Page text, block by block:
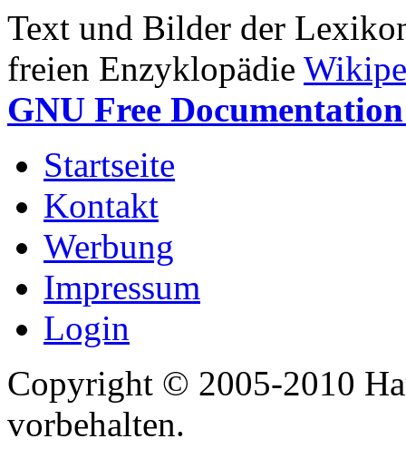
Text und Bilder der
freien Enzyklopädie
GNU Free
Startseite
Kontakt
Werbung
Impressum
Login
Copyright © 2005-2010
vorbehalten.